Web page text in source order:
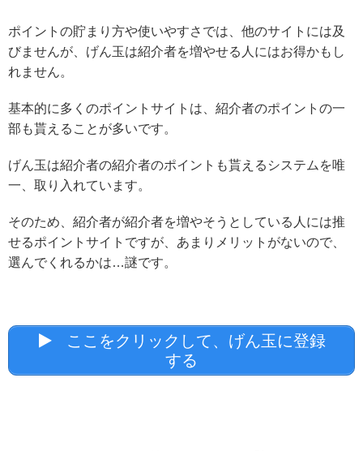
ポイントの貯まり方や使いやすさでは、他のサイトには及
びませんが、げん玉は紹介者を増やせる人にはお得かもし
れません。
基本的に多くのポイントサイトは、紹介者のポイントの一
部も貰えることが多いです。
げん玉は紹介者の紹介者のポイントも貰えるシステムを唯
一、取り入れています。
そのため、紹介者が紹介者を増やそうとしている人には推
せるポイントサイトですが、あまりメリットがないので、
選んでくれるかは…謎です。
ここをクリックして、げん玉に登録
する